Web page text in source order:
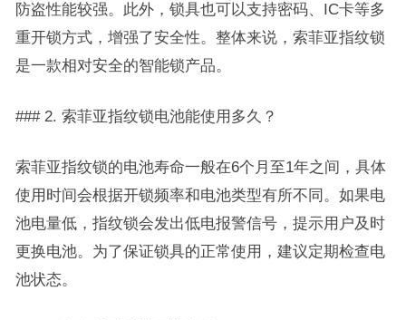
防盗性能较强。此外，锁具也可以支持密码、IC卡等多
重开锁方式，增强了安全性。整体来说，索菲亚指纹锁
是一款相对安全的智能锁产品。
### 2. 索菲亚指纹锁电池能使用多久？
索菲亚指纹锁的电池寿命一般在6个月至1年之间，具体
使用时间会根据开锁频率和电池类型有所不同。如果电
池电量低，指纹锁会发出低电报警信号，提示用户及时
更换电池。为了保证锁具的正常使用，建议定期检查电
池状态。